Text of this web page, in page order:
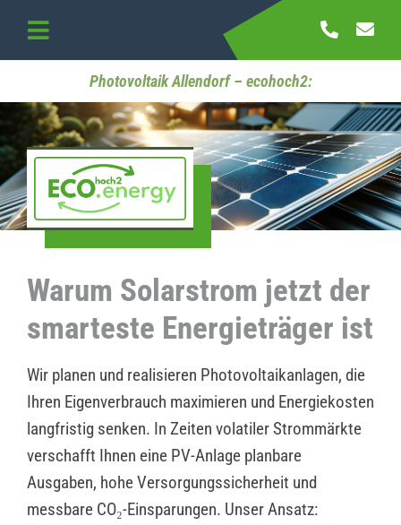
content
Toggle
Navigation
Startseite
Referenzen
Kontakt
Photovoltaik Allendorf – ecohoch2:
Warum Solarstrom jetzt der
smarteste Energieträger ist
Wir planen und realisieren Photovoltaikanlagen, die
Ihren Eigenverbrauch maximieren und Energiekosten
langfristig senken. In Zeiten volatiler Strommärkte
verschafft Ihnen eine PV-Anlage planbare
Ausgaben, hohe Versorgungssicherheit und
messbare CO₂-Einsparungen. Unser Ansatz: